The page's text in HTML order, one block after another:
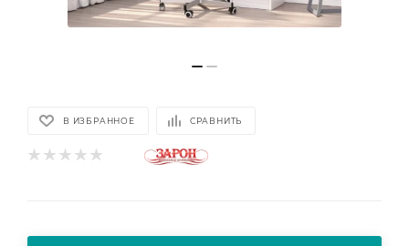
В ИЗБРАННОЕ СРАВНИТЬ